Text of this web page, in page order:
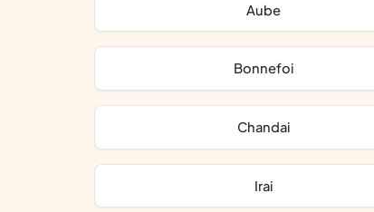
Aube
Bonnefoi
Chandai
Irai